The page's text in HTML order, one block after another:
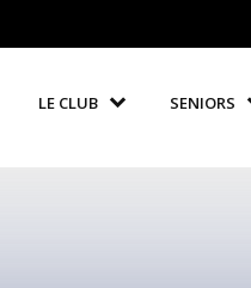
LE CLUB SENIORS